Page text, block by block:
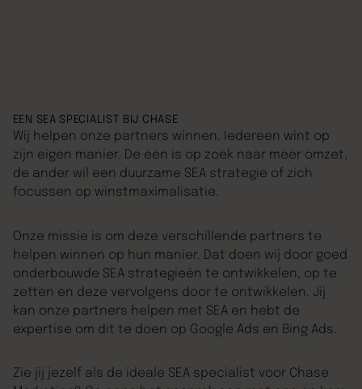
EEN SEA SPECIALIST BIJ CHASE
Wij helpen onze partners winnen. Iedereen wint op
zijn eigen manier. De één is op zoek naar meer omzet,
de ander wil een duurzame SEA strategie of zich
focussen op winstmaximalisatie.
Onze missie is om deze verschillende partners te
helpen winnen op hun manier. Dat doen wij door goed
onderbouwde SEA strategieën te ontwikkelen, op te
zetten en deze vervolgens door te ontwikkelen. Jij
kan onze partners helpen met SEA en hebt de
expertise om dit te doen op Google Ads en Bing Ads.
Zie jij jezelf als de ideale SEA specialist voor Chase